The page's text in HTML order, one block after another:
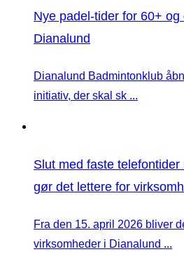
Nye padel-tider for 60+ og
Dianalund
Dianalund Badmintonklub
initiativ, der skal sk ...
Slut med faste
gør det lettere for
Fra den 15. april 2026 bliver
virksomheder i Dianalund ...